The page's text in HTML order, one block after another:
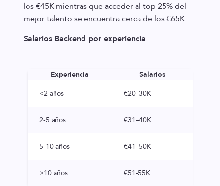
los €45K mientras que acceder al top 25% del
mejor talento se encuentra cerca de los €65K.
Salarios Backend por experiencia
Experiencia Salarios
<2 años €20–30K
2-5 años €31–40K
5-10 años €41–50K
>10 años €51-55K